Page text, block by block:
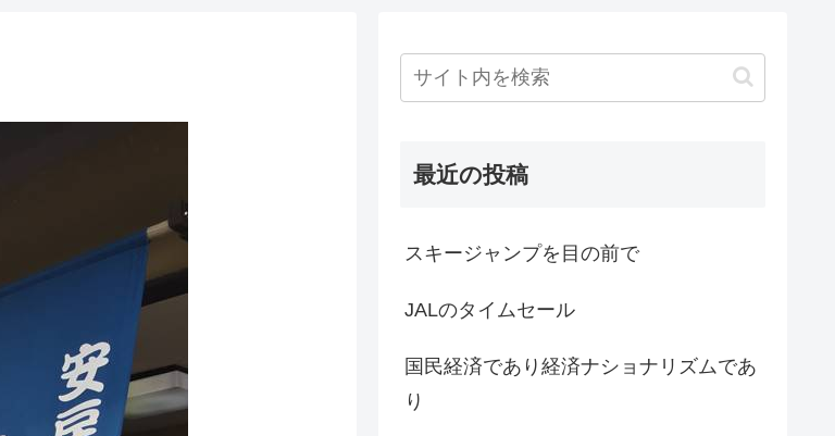
最近の投稿
スキージャンプを目の前で
JALのタイムセール
国民経済であり経済ナショナリズムであ
り